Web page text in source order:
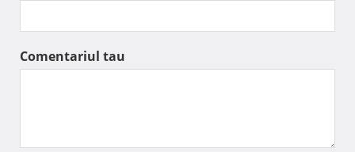
Comentariul tau